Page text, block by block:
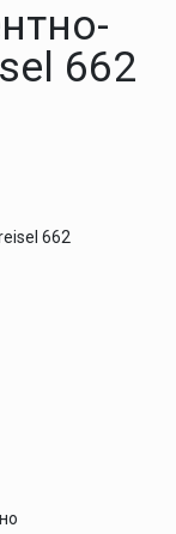
662
662